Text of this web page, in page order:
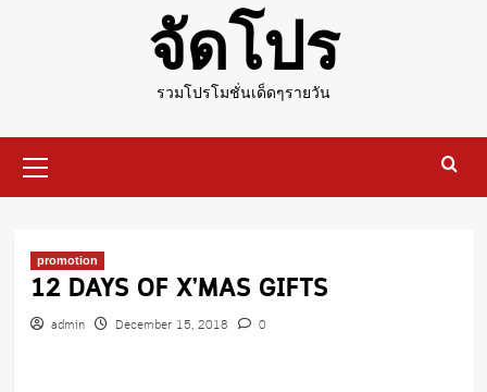
จัดโปร
รวมโปรโมชั่นเด็ดๆรายวัน
Menu
promotion
12 DAYS OF X’MAS GIFTS
admin December 15, 2018 0